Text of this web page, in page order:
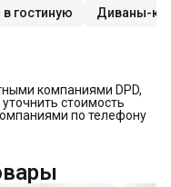
гостиную Диваны-
компаниями DPD,
стоимость
по телефону